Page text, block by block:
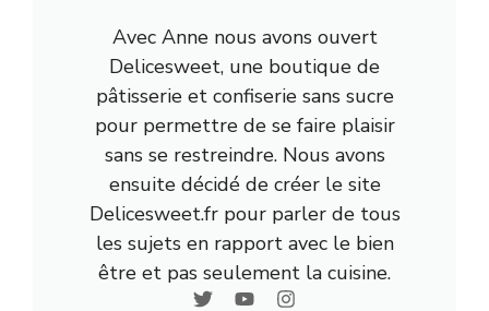
Avec Anne nous avons ouvert
Delicesweet, une boutique de
pâtisserie et confiserie sans sucre
pour permettre de se faire plaisir
sans se restreindre. Nous avons
ensuite décidé de créer le site
Delicesweet.fr pour parler de tous
les sujets en rapport avec le bien
être et pas seulement la cuisine.